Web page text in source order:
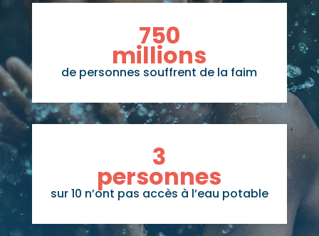
750
millions
de personnes souffrent de la faim
3
personnes
sur 10 n’ont pas accès à l’eau potable